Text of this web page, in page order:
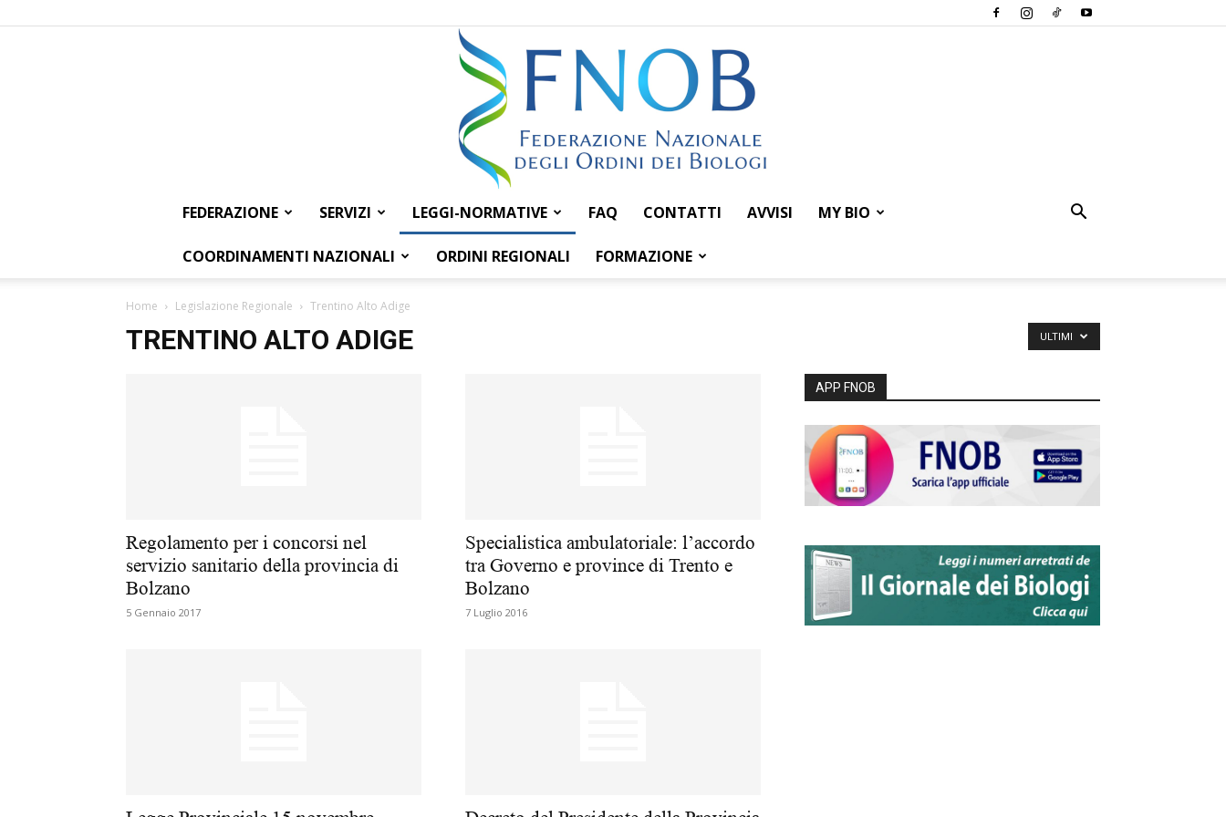
Federazione
FEDERAZIONE SERVIZI LEGGI-NORMATIVE FAQ CONTATTI AVVISI MY BIO
COORDINAMENTI NAZIONALI ORDINI REGIONALI FORMAZIONE
Home Legislazione Regionale Trentino Alto Adige
TRENTINO ALTO ADIGE ULTIMI
Regolamento per i concorsi nel
servizio sanitario della provincia di
Bolzano
5 Gennaio 2017
Specialistica ambulatoriale: l’accordo
tra Governo e province di Trento e
Bolzano
7 Luglio 2016
APP FNOB